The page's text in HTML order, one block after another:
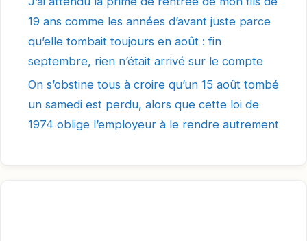
19 ans comme les années d’avant juste parce
qu’elle tombait toujours en août : fin
septembre, rien n’était arrivé sur le compte
On s’obstine tous à croire qu’un 15 août tombé
un samedi est perdu, alors que cette loi de
1974 oblige l’employeur à le rendre autrement